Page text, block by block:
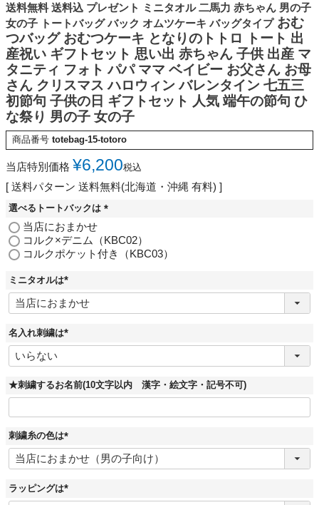
送料無料 送料込 プレゼント ミニタオル 二馬力 赤ちゃん 男の子
女の子 トートバッグ バック オムツケーキ バッグタイプ おむ
つバッグ おむつケーキ となりのトトロ トート 出
産祝い ギフトセット 思い出 赤ちゃん 子供 出産 マ
タニティ フォト パパ ママ ベイビー お父さん お母
さん クリスマス ハロウィン バレンタイン 七五三
初節句 子供の日 ギフトセット 人気 端午の節句 ひ
な祭り 男の子 女の子
商品番号 totebag-15-totoro
当店特別価格 ¥6,200税込
送料パターン 送料無料(北海道・沖縄 有料)
選べるトートバックは
須
)
当店におまかせ
コルク×デニム（KBC02）
コルクポケット付き（KBC03）
ミニタオルは
(
必
須
名入れ刺繍は
(
須
★刺繍するお名前(10文字以内 漢字・絵文字・記号不可)
刺繍糸の色は
(
必
須
ラッピングは
(